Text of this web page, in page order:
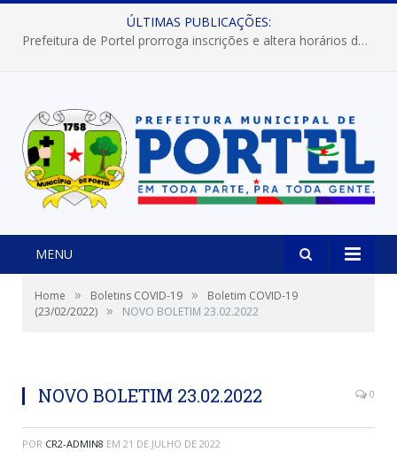
ÚLTIMAS PUBLICAÇÕES:
Prefeitura de Portel prorroga inscrições e altera horários dos concursos “Musa” e “Miss Mix Verão 2026”
MENU
Home » Boletins COVID-19 »
Boletim COVID-19
(23/02/2022) » NOVO BOLETIM 23.02.2022
NOVO BOLETIM 23.02.2022 0
POR CR2-ADMIN8 EM 21 DE JULHO DE 2022